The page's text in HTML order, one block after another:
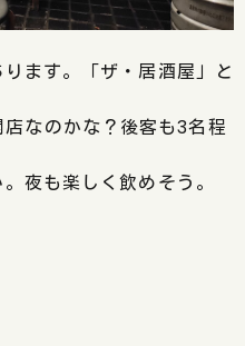
ます。「ザ・居酒屋」と
店なのかな？後客も3名程
夜も楽しく飲めそう。